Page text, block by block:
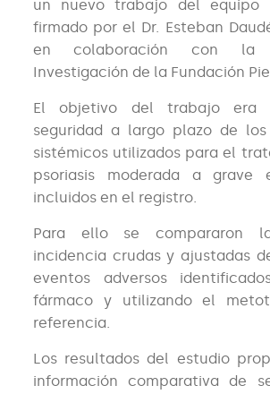
un nuevo trabajo del equipo
firmado por el Dr. Esteban
en colaboración con la
Investigación de la Fundación
El objetivo del trabajo era
seguridad a largo plazo de
sistémicos utilizados para el
psoriasis moderada a grave
incluidos en el registro.
Para ello se compararon
incidencia crudas y ajustadas
eventos adversos
fármaco y utilizando el
referencia.
Los resultados del estudio
información comparativa de